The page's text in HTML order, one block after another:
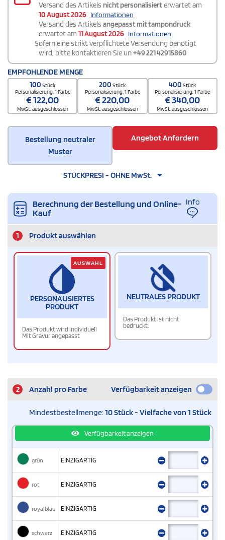
Versand des Artikels nicht personalisierterwartet am
10 August 2026 Informationen
Versand des Artikels angepasst mit tampondruck
erwartet am 11 August 2026 Informationen
Sofern eine strikt verpflichtete Versendung benötigt
wird, bitte kontaktieren Sie un+49 221 42915860
EMPFOHLENDE MENGE
100Stück
Personalisierung. 1 Farbe
€122,00
MwSt. ausgeschlossen
200Stück
Personalisierung. 1 Farbe
€220,00
MwSt. ausgeschlossen
400Stück
Personalisierung. 1 Farbe
€340,00
MwSt. ausgeschlossen
Bestellung neutraler
Muster
Angebot Anfordern
STÜCKPRESI - OHNE MwSt.
Berechnung der Bestellung und Online-
Kauf
Info
1 Produkt auswählen
PERSONALISIERTES
PRODUKT
Das Produkt wird individuell
Mit Gravur angepasst
AUSWAHL
NEUTRALES PRODUKT
Das Produkt ist nicht
bedruckt.
2 Anzahl pro Farbe Verfügbarkeit anzeigen
Mindestbestellmenge:10 Stück - Vielfache von 1 Stück
Verfügbarkeit anzeigen
grün EINZIGARTIG
rot EINZIGARTIG
royalblau EINZIGARTIG
schwarz EINZIGARTIG